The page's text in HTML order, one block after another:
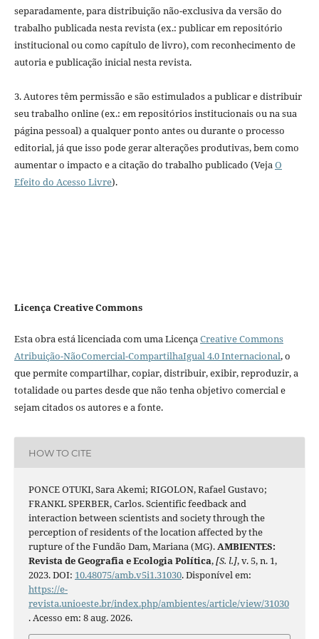
separadamente, para distribuição não-exclusiva da versão do
trabalho publicada nesta revista (ex.: publicar em repositório
institucional ou como capítulo de livro), com reconhecimento de
autoria e publicação inicial nesta revista.
3. Autores têm permissão e são estimulados a publicar e distribuir
seu trabalho online (ex.: em repositórios institucionais ou na sua
página pessoal) a qualquer ponto antes ou durante o processo
editorial, já que isso pode gerar alterações produtivas, bem como
aumentar o impacto e a citação do trabalho publicado (VejaO
Efeito do Acesso Livre).
Licença Creative Commons
Esta obra está licenciada com uma LicençaCreative Commons
Atribuição-NãoComercial-CompartilhaIgual 4.0 Internacional, o
que permite compartilhar, copiar, distribuir, exibir, reproduzir, a
totalidade ou partes desde que não tenha objetivo comercial e
sejam citados os autores e a fonte.
HOW TO CITE
PONCE OTUKI, Sara Akemi; RIGOLON, Rafael Gustavo;
FRANKL SPERBER, Carlos. Scientific feedback and
interaction between scientists and society through the
perception of residents of the location affected by the
rupture of the Fundão Dam, Mariana (MG).AMBIENTES:
Revista de Geografia e Ecologia Política,[S. l.], v. 5, n. 1,
2023. DOI: 10.48075/amb.v5i1.31030. Disponível em:
https://e-
revista.unioeste.br/index.php/ambientes/article/view/31030
. Acesso em: 8 aug. 2026.